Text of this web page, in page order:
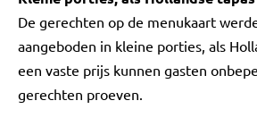
De gerechten op de menukaart
aangeboden in kleine porties, als
een vaste prijs kunnen gasten
gerechten proeven.